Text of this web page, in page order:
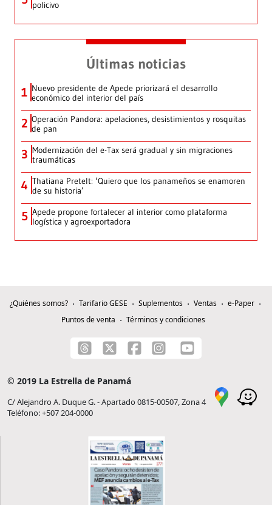
policivo
Últimas noticias
1 Nuevo presidente de Apede priorizará el desarrollo
económico del interior del país
2 Operación Pandora: apelaciones, desistimientos y rosquitas
de pan
3 Modernización del e-Tax será gradual y sin migraciones
traumáticas
4 Thatiana Pretelt: ‘Quiero que los panameños se enamoren
de su historia’
5 Apede propone fortalecer al interior como plataforma
logística y agroexportadora
¿Quiénes somos? Tarifario GESE Suplementos Ventas
e-Paper
Puntos de venta
Términos y condiciones
© 2019 La Estrella de Panamá
C/ Alejandro A. Duque G. - Apartado 0815-00507, Zona 4
Teléfono: +507 204-0000